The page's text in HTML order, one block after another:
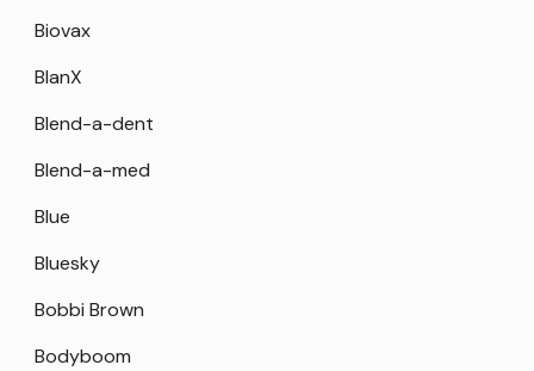
Biovax
BlanX
Blend-a-dent
Blend-a-med
Blue
Bluesky
Bobbi Brown
Bodyboom